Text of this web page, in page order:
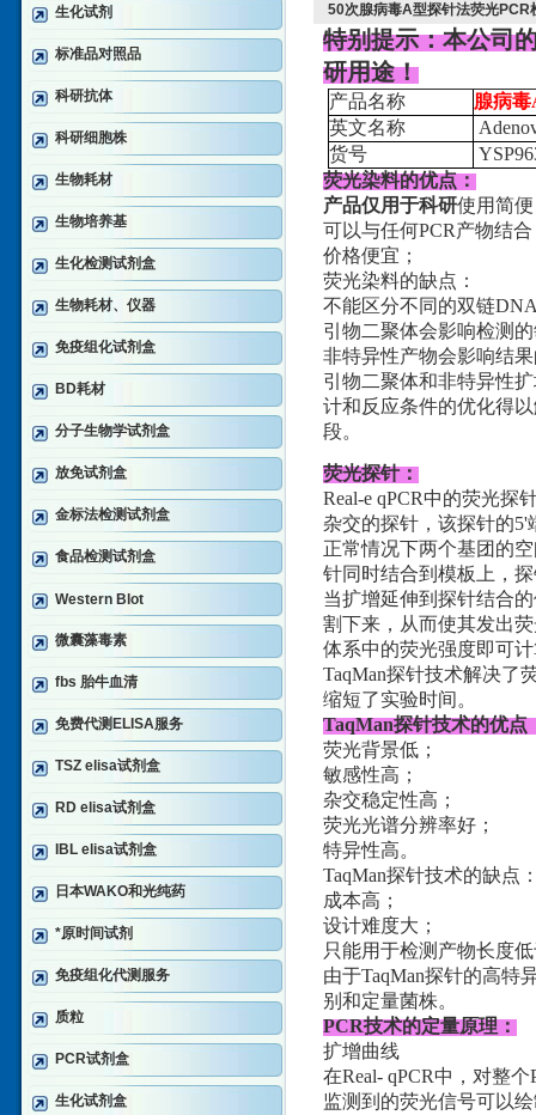
生化试剂
标准品对照品
科研抗体
科研细胞株
生物耗材
生物培养基
生化检测试剂盒
生物耗材、仪器
免疫组化试剂盒
BD耗材
分子生物学试剂盒
放免试剂盒
金标法检测试剂盒
食品检测试剂盒
Western Blot
微囊藻毒素
fbs 胎牛血清
免费代测ELISA服务
TSZ elisa试剂盒
RD elisa试剂盒
IBL elisa试剂盒
日本WAKO和光纯药
*原时间试剂
免疫组化代测服务
质粒
PCR试剂盒
生化试剂盒
50次腺病毒A型探针法荧光PCR
特别提示：本公司
研用途！
产品名称
腺病
英文名称
货号
荧光染料的优点：
产品仅用于科研使用简
可以与任何PCR产物结合
价格便宜；
荧光染料的缺点：
不能区分不同的双链
引物二聚体会影响检测
非特异性产物会影响结
引物二聚体和非特异性
计和反应条件的优化得
段。
荧光探针：
Real-e qPCR中的荧光探
杂交的探针，该探针的5'
正常情况下两个基团的
针同时结合到模板上，
当扩增延伸到探针结合
割下来，从而使其发出
体系中的荧光强度即可
TaqMan探针技术解决了
缩短了实验时间。
TaqMan探针技术的优点
荧光背景低；
敏感性高；
杂交稳定性高；
荧光光谱分辨率好；
特异性高。
TaqMan探针技术的缺点
成本高；
设计难度大；
只能用于检测产物长度
由于TaqMan探针的高特
别和定量菌株。
PCR技术的定量原理：
扩增曲线
在Real- qPCR中，对整
监测到的荧光信号可以